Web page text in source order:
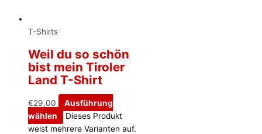
T-Shirts
Weil du so schön
bist mein Tiroler
Land T-Shirt
€29,00
Ausführung
wählen
Dieses Produkt
weist mehrere Varianten auf.